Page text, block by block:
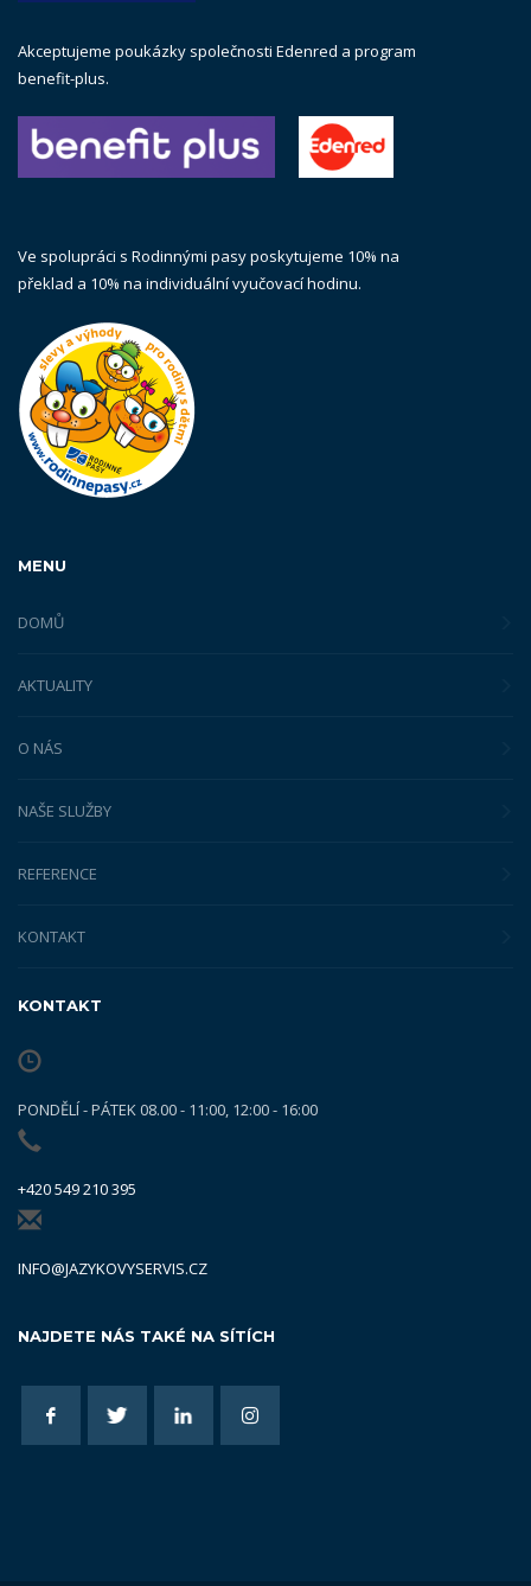
Akceptujeme poukázky společnosti Edenred a program
benefit-plus.
Ve spolupráci s Rodinnými pasy poskytujeme 10% na
překlad a 10% na individuální vyučovací hodinu.
MENU
DOMŮ
AKTUALITY
O NÁS
NAŠE SLUŽBY
REFERENCE
KONTAKT
KONTAKT
PONDĚLÍ - PÁTEK 08.00 - 11:00, 12:00 - 16:00
+420 549 210 395
INFO@JAZYKOVYSERVIS.CZ
NAJDETE NÁS TAKÉ NA SÍTÍCH